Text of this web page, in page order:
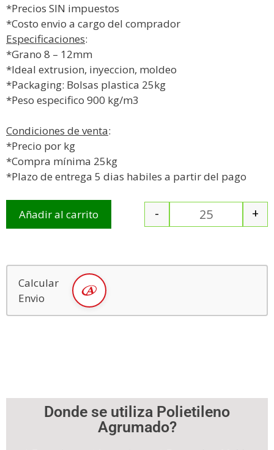
*Precios SIN impuestos
*Costo envio a cargo del comprador
Especificaciones:
*Grano 8 – 12mm
*Ideal extrusion, inyeccion, moldeo
*Packaging: Bolsas plastica 25kg
*Peso especifico 900 kg/m3
Condiciones de venta:
*Precio por kg
*Compra mínima 25kg
*Plazo de entrega 5 dias habiles a partir del pago
- +
Añadir al carrito
Calcular
Envio
Donde se utiliza Polietileno
Agrumado?